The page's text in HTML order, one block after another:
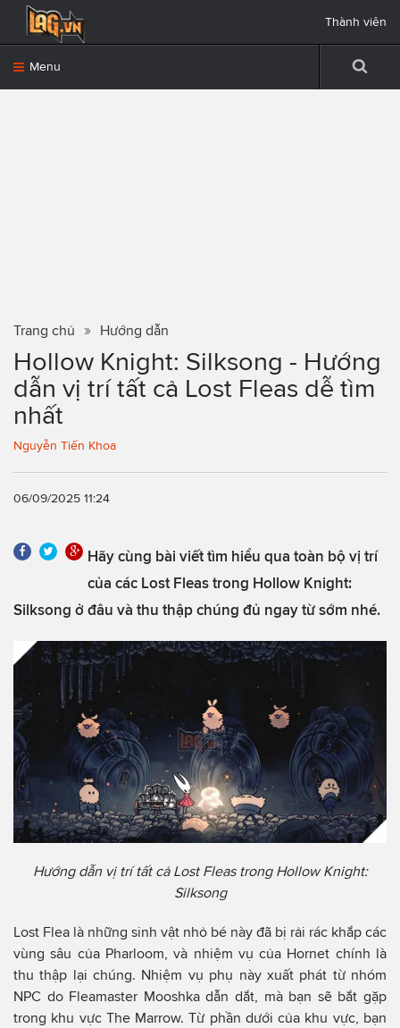
Menu
Thành viên
Trang chủ Hướng dẫn
Hollow Knight: Silksong - Hướng
dẫn vị trí tất cả Lost Fleas dễ tìm
nhất
Nguyễn Tiến Khoa
06/09/2025 11:24
Hãy cùng bài viết tìm hiểu qua toàn bộ vị trí
của các Lost Fleas trong Hollow Knight:
Silksong ở đâu và thu thập chúng đủ ngay từ sớm nhé.
Hướng dẫn vị trí tất cả Lost Fleas trong Hollow Knight:
Silksong
Lost Flea là những sinh vật nhỏ bé này đã bị rải rác khắp các
vùng sâu của Pharloom, và nhiệm vụ của Hornet chính là
thu thập lại chúng. Nhiệm vụ phụ này xuất phát từ nhóm
NPC do Fleamaster Mooshka dẫn dắt, mà bạn sẽ bắt gặp
trong khu vực The Marrow. Từ phần dưới của khu vực, bạn